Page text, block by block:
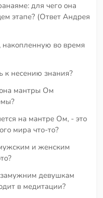
для чего она
этапе? (Ответ Андрея
накопленную во время
к несению знания?
мантры Ом
на мантре Ом, - это
мира что-то?
и женским
девушкам
в медитации?